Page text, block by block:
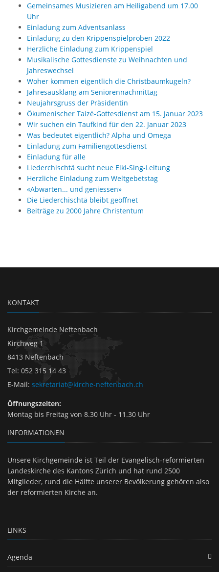
Gemeinsames Musizieren am Heiligabend um 17.00
Uhr
Einladung zum Adventsanlass
Einladung zu den Krippenspielproben 2022
Herzliche Einladung zum Krippenspiel
Musikalische Gottesdienste zu Weihnachten und
Jahreswechsel
Woher kommen eigentlich die Christbaumkugeln?
Jahresausklang am Seniorennachmittag
Neujahrsgruss der Präsidentin
Ökumenischer Taizé-Gottesdienst am 15. Januar 2023
Wir suchen ein Taufkind für den 22. Januar 2023
Was bedeutet eigentlich? Alpha und Omega
Einladung zum Familiengottesdienst
Einladung für alle
Liederchischtä sucht neue Elki-Sing-Leitung
Herzliche Einladung zum Weltgebetstag
«Abwarten... und geniessen»
Die Liederchischtä bleibt geöffnet
Beiträge zu 2000 Jahre Christentum
KONTAKT
Kirchgemeinde Neftenbach
Kirchweg 1
8413 Neftenbach
Tel: 052 315 14 43
E-Mail: sekretariat@kirche-neftenbach.ch
Öffnungszeiten:
Montag bis Freitag von 8.30 Uhr - 11.30 Uhr
INFORMATIONEN
Unsere Kirchgemeinde ist Teil der Evangelisch-reformierten
Landeskirche des Kantons Zürich und hat rund 2500
Mitglieder, rund die Hälfte unserer Bevölkerung gehören also
der reformierten Kirche an.
LINKS
Agenda